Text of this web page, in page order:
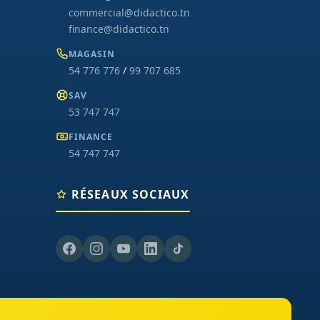
commercial@didactico.tn
finance@didactico.tn
MAGASIN
54 776 776/ 99 707 685
SAV
53 747 747
FINANCE
54 747 747
RÉSEAUX SOCIAUX